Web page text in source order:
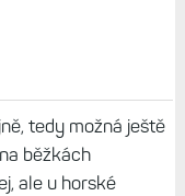
tedy možná ještě
běžkách
ale u horské